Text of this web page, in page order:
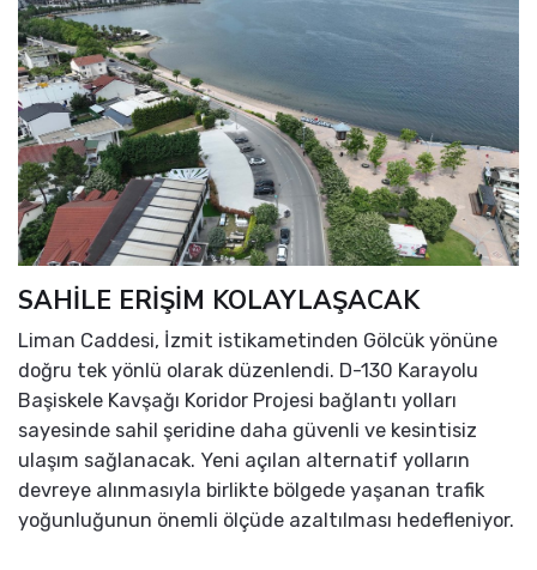
SAHİLE ERİŞİM KOLAYLAŞACAK
Liman Caddesi, İzmit istikametinden Gölcük yönüne
doğru tek yönlü olarak düzenlendi. D-130 Karayolu
Başiskele Kavşağı Koridor Projesi bağlantı yolları
sayesinde sahil şeridine daha güvenli ve kesintisiz
ulaşım sağlanacak. Yeni açılan alternatif yolların
devreye alınmasıyla birlikte bölgede yaşanan trafik
yoğunluğunun önemli ölçüde azaltılması hedefleniyor.